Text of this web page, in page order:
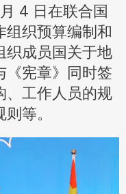
4 日在联合国
组织预算编制和
织成员国关于地
《宪章》同时签
、工作人员的规
等。